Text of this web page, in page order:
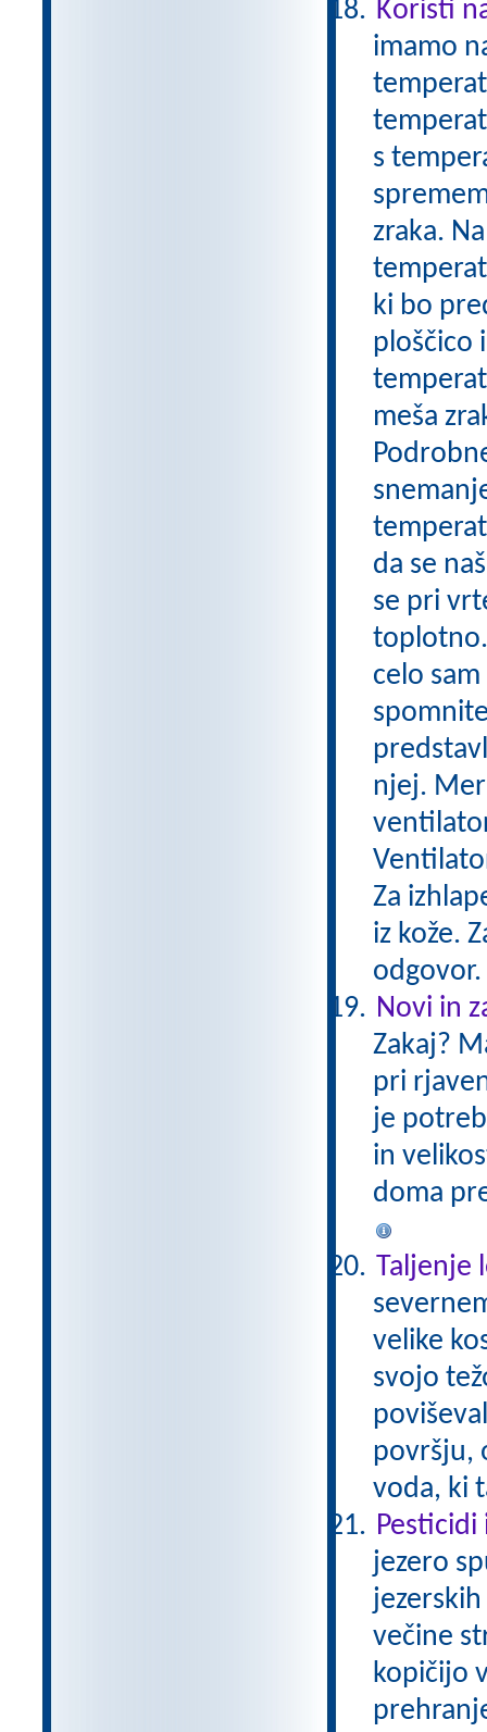
Koristi
imamo
s
zraka.
ki bo
ploščico
meša
da se
se pri
toplotno.
celo
njej.
Za
iz kože.
odgovor.
Novi in
Zakaj?
pri
je
in
doma
Taljenje
velike
svojo
površju,
voda, ki
Pesticidi
jezero
večine
kopičijo